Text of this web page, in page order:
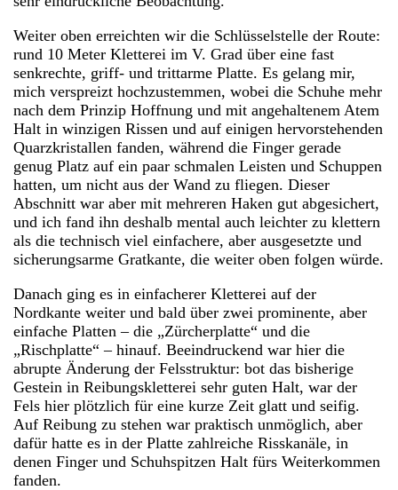
Weiter oben erreichten wir die Schlüsselstelle der Route:
rund 10 Meter Kletterei im V. Grad über eine fast
senkrechte, griff- und trittarme Platte. Es gelang mir,
mich verspreizt hochzustemmen, wobei die Schuhe mehr
nach dem Prinzip Hoffnung und mit angehaltenem Atem
Halt in winzigen Rissen und auf einigen hervorstehenden
Quarzkristallen fanden, während die Finger gerade
genug Platz auf ein paar schmalen Leisten und Schuppen
hatten, um nicht aus der Wand zu fliegen. Dieser
Abschnitt war aber mit mehreren Haken gut abgesichert,
und ich fand ihn deshalb mental auch leichter zu klettern
als die technisch viel einfachere, aber ausgesetzte und
sicherungsarme Gratkante, die weiter oben folgen würde.
Danach ging es in einfacherer Kletterei auf der
Nordkante weiter und bald über zwei prominente, aber
einfache Platten – die „Zürcherplatte“ und die
„Rischplatte“ – hinauf. Beeindruckend war hier die
abrupte Änderung der Felsstruktur: bot das bisherige
Gestein in Reibungskletterei sehr guten Halt, war der
Fels hier plötzlich für eine kurze Zeit glatt und seifig.
Auf Reibung zu stehen war praktisch unmöglich, aber
dafür hatte es in der Platte zahlreiche Risskanäle, in
denen Finger und Schuhspitzen Halt fürs Weiterkommen
fanden.